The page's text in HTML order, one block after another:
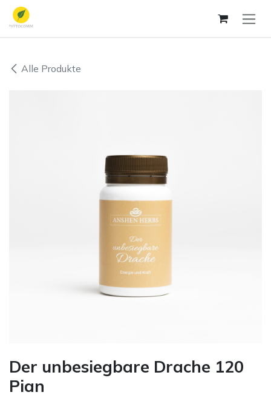
Zum Inhalt springen
Alle Produkte
Der unbesiegbare Drache 120
Pian